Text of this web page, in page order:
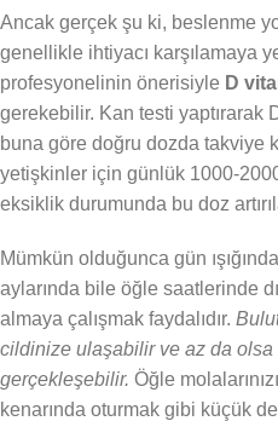
Ancak gerçek şu ki, beslenme
genellikle ihtiyacı karşılamaya
profesyonelinin önerisiyle D
gerekebilir. Kan testi yaptırarak
buna göre doğru dozda takviye
yetişkinler için günlük 1000-
eksiklik durumunda bu doz
Mümkün olduğunca gün
aylarında bile öğle saatlerinde
almaya çalışmak faydalıdır.
cildinize ulaşabilir ve az da
gerçekleşebilir. Öğle
kenarında oturmak gibi küçük